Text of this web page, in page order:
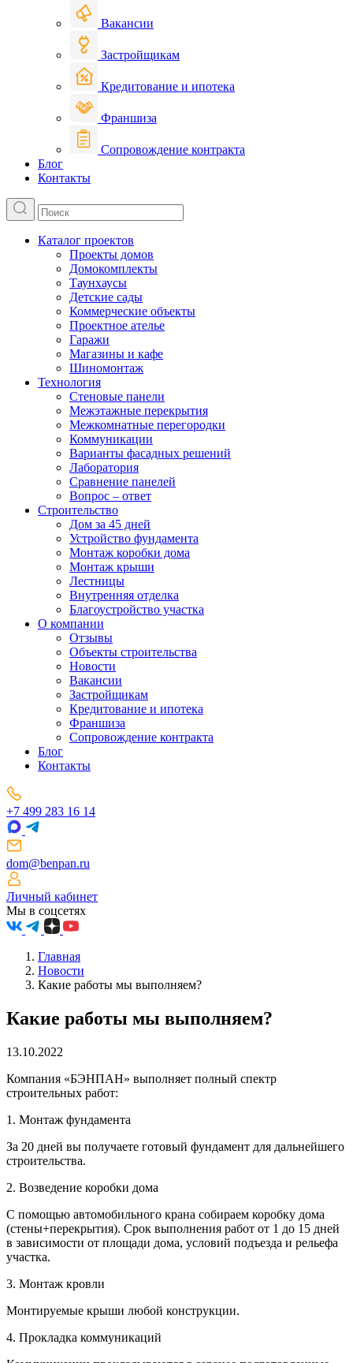
Вакансии
Застройщикам
Кредитование и ипотека
Франшиза
Сопровождение контракта
Блог
Контакты
Каталог проектов
Проекты домов
Домокомплекты
Таунхаусы
Детские сады
Коммерческие объекты
Проектное ателье
Гаражи
Магазины и кафе
Шиномонтаж
Технология
Стеновые панели
Межэтажные перекрытия
Межкомнатные перегородки
Коммуникации
Варианты фасадных решений
Лаборатория
Сравнение панелей
Вопрос – ответ
Строительство
Дом за 45 дней
Устройство фундамента
Монтаж коробки дома
Монтаж крыши
Лестницы
Внутренняя отделка
Благоустройство участка
О компании
Отзывы
Объекты строительства
Новости
Вакансии
Застройщикам
Кредитование и ипотека
Франшиза
Сопровождение контракта
Блог
Контакты
+7 499 283 16 14
dom@benpan.ru
Личный кабинет
Мы в соцсетях
Главная
Новости
Какие работы мы выполняем?
Какие работы мы выполняем?
13.10.2022
Компания «БЭНПАН» выполняет полный спектр
строительных работ:
1. Монтаж фундамента
За 20 дней вы получаете готовый фундамент для дальнейшего
строительства.
2. Возведение коробки дома
С помощью автомобильного крана собираем коробку дома
(стены+перекрытия). Срок выполнения работ от 1 до 15 дней
в зависимости от площади дома, условий подъезда и рельефа
участка.
3. Монтаж кровли
Монтируемые крыши любой конструкции.
4. Прокладка коммуникаций